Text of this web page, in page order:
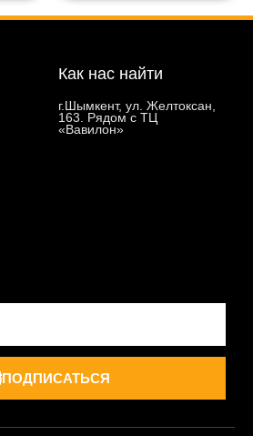
Как нас найти
г.Шымкент, ул. Желтоксан,
163. Рядом с ТЦ
«Вавилон»
ПОДПИСАТЬСЯ